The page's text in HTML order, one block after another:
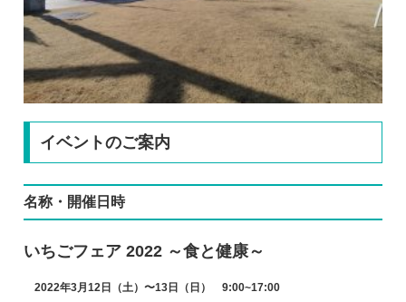
イベントのご案内
名称・開催日時
いちごフェア 2022 ～食と健康～
2022年3月12日（土）〜13日（日） 9:00~17:00